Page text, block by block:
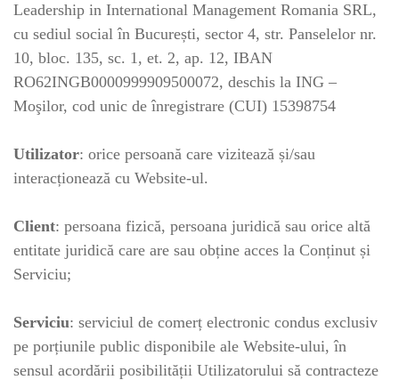
Leadership in International Management Romania SRL,
cu sediul social în București, sector 4, str. Panselelor nr.
10, bloc. 135, sc. 1, et. 2, ap. 12, IBAN
RO62INGB0000999909500072, deschis la ING –
Moşilor, cod unic de înregistrare (CUI) 15398754
Utilizator: orice persoană care vizitează și/sau
interacționează cu Website-ul.
Client: persoana fizică, persoana juridică sau orice altă
entitate juridică care are sau obține acces la Conținut și
Serviciu;
Serviciu: serviciul de comerț electronic condus exclusiv
pe porțiunile public disponibile ale Website-ului, în
sensul acordării posibilității Utilizatorului să contracteze